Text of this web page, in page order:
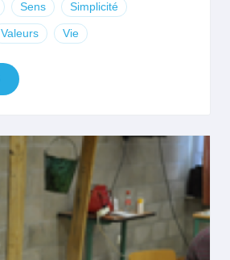
Sens Simplicité
Valeurs Vie